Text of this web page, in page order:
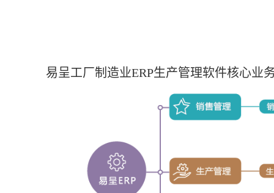
易呈工厂制造业ERP生产管理软件核心业